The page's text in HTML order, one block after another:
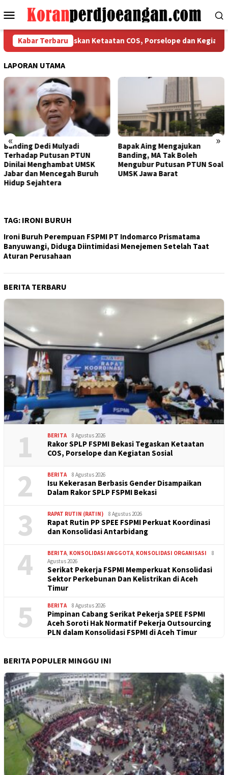
ke
Menu
Mobile
Kabar Terbaru
Bekasi Tegaskan Ketaatan COS, Porselope dan Kegiatan
LAPORAN UTAMA
« »
PTUN
UMSK
Buruh
Bapak Aing Mengajukan
Banding, MA Tak Boleh
Mengubur Putusan PTUN Soal
UMSK Jawa Barat
Sengketa UMSK
Tak
Mulyadi
Pemberhentian
TAG: IRONI BURUH
Ironi Buruh Perempuan FSPMI PT Indomarco Prismatama
Banyuwangi, Diduga Diintimidasi Menejemen Setelah Taat
Aturan Perusahaan
BERITA TERBARU
1 BERITA 8 Agustus 2026
Rakor SPLP FSPMI Bekasi Tegaskan Ketaatan
COS, Porselope dan Kegiatan Sosial
2 BERITA 8 Agustus 2026
Isu Kekerasan Berbasis Gender Disampaikan
Dalam Rakor SPLP FSPMI Bekasi
3 RAPAT RUTIN (RATIN) 8 Agustus 2026
Rapat Rutin PP SPEE FSPMI Perkuat Koordinasi
dan Konsolidasi Antarbidang
4 BERITA, KONSOLIDASI ANGGOTA, KONSOLIDASI ORGANISASI
8
Agustus 2026
Serikat Pekerja FSPMI Memperkuat Konsolidasi
Sektor Perkebunan Dan Kelistrikan di Aceh
Timur
5 BERITA 8 Agustus 2026
Pimpinan Cabang Serikat Pekerja SPEE FSPMI
Aceh Soroti Hak Normatif Pekerja Outsourcing
PLN dalam Konsolidasi FSPMI di Aceh Timur
BERITA POPULER MINGGU INI